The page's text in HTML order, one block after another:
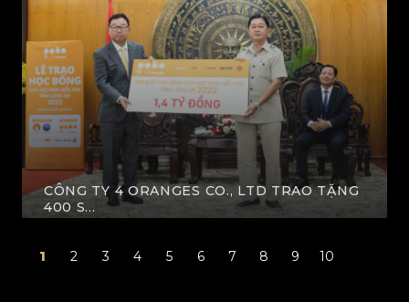
CÔNG TY 4 ORANGES CO., LTD TRAO TẶNG
400 S...
1
2 3 4 5 6 7 8 9 10